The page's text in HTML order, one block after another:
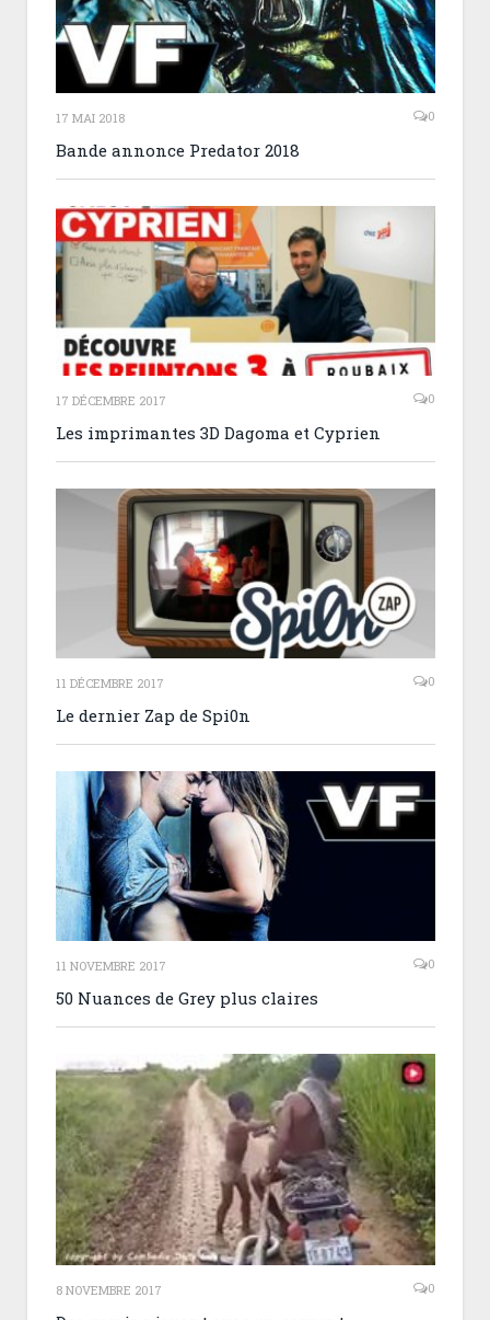
17 MAI 2018 0
Bande annonce Predator 2018
17 DÉCEMBRE 2017 0
Les imprimantes 3D Dagoma et Cyprien
11 DÉCEMBRE 2017 0
Le dernier Zap de Spi0n
11 NOVEMBRE 2017 0
50 Nuances de Grey plus claires
8 NOVEMBRE 2017 0